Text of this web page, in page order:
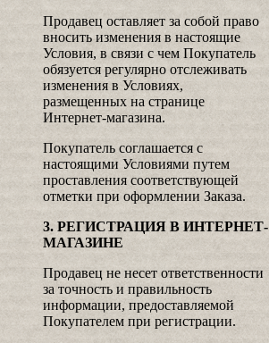
Продавец оставляет за собой право
вносить изменения в настоящие
Условия, в связи с чем Покупатель
обязуется регулярно отслеживать
изменения в Условиях,
размещенных на странице
Интернет-магазина.
Покупатель соглашается с
настоящими Условиями путем
проставления соответствующей
отметки при оформлении Заказа.
3. РЕГИСТРАЦИЯ В ИНТЕРНЕТ-
МАГАЗИНЕ
Продавец не несет ответственности
за точность и правильность
информации, предоставляемой
Покупателем при регистрации.